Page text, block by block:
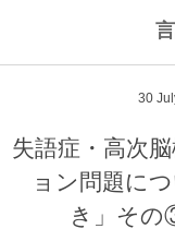
30
失語症・高次
ョン問題に
き」その
失語症
ワーキングマザーの知恵